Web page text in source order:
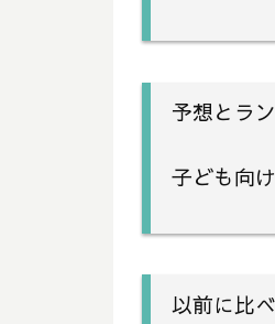
予想とラ
子ども向
以前に比